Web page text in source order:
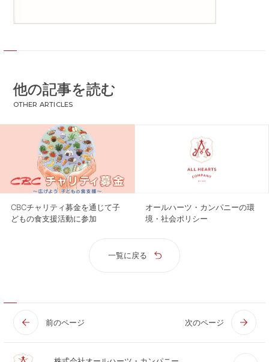
他の記事を読む
OTHER ARTICLES
CBCチャリティ募金を通じて子
どもの食支援活動に参加
オールハーツ・カンパニーの環
境・社会ポリシー
一覧に戻る
前のページ 次のページ